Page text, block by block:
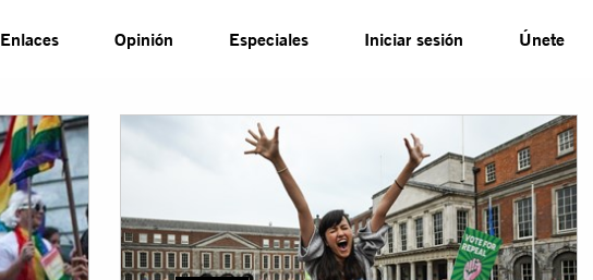
Enlaces Opinión Especiales Iniciar sesión Únete